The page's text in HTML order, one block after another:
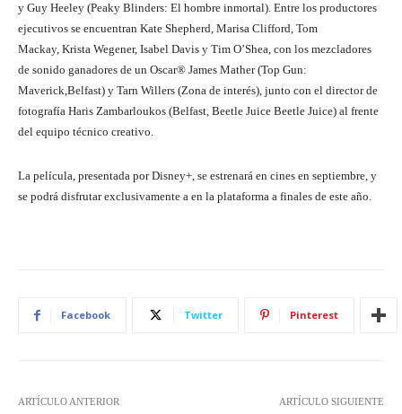
y Guy Heeley (Peaky Blinders: El hombre inmortal). Entre los productores
ejecutivos se encuentran Kate Shepherd, Marisa Clifford, Tom
Mackay, Krista Wegener, Isabel Davis y Tim O’Shea, con los mezcladores
de sonido ganadores de un Oscar® James Mather (Top Gun:
Maverick,Belfast) y Tarn Willers (Zona de interés), junto con el director de
fotografía Haris Zambarloukos (Belfast, Beetle Juice Beetle Juice) al frente
del equipo técnico creativo.
La película, presentada por Disney+, se estrenará en cines en septiembre, y
se podrá disfrutar exclusivamente a en la plataforma a finales de este año.
Facebook Twitter Pinterest
ARTÍCULO ANTERIOR ARTÍCULO SIGUIENTE